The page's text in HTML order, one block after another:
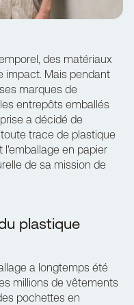
des matériaux
impact. Mais pendant
marques de
entrepôts emballés
a décidé de
trace de plastique
en papier
de sa mission de
plastique
a longtemps été
millions de vêtements
pochettes en